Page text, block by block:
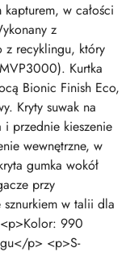
w całości
z
z recyklingu, który
Kurtka
Bionic Finish Eco,
Kryty suwak na
i przednie kieszenie
wewnętrzne, w
gumka wokół
przy
w talii dla
990
p> <p>S-